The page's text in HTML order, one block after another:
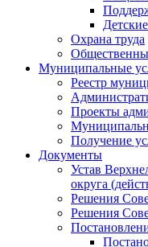
Охрана труда
Муниципальные
Реестр
Проекты
Получение
Документы
Устав
округа
Решения
Решения